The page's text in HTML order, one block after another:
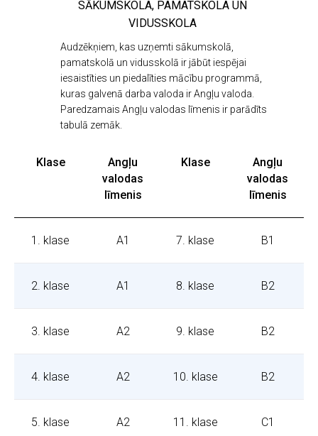
SĀKUMSKOLA, PAMATSKOLA UN
VIDUSSKOLA
Audzēkņiem, kas uzņemti sākumskolā,
pamatskolā un vidusskolā ir jābūt iespējai
iesaistīties un piedalīties mācību programmā,
kuras galvenā darba valoda ir Angļu valoda.
Paredzamais Angļu valodas līmenis ir parādīts
tabulā zemāk.
Klase
Angļu
valodas
līmenis
Klase
Angļu
valodas
līmenis
1. klase A1 7. klase B1
2. klase A1 8. klase B2
3. klase A2 9. klase B2
4. klase A2 10. klase B2
5. klase A2 11. klase C1